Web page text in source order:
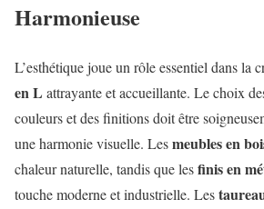
Harmonieuse
L’esthétique joue un rôle essentiel dans la
en L attrayante et accueillante. Le choix
couleurs et des finitions doit être
une harmonie visuelle. Lesmeubles en
chaleur naturelle, tandis que lesfinis en
touche moderne et industrielle. Les